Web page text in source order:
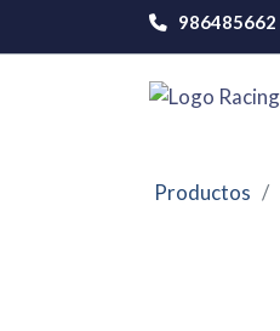
986485662
Productos